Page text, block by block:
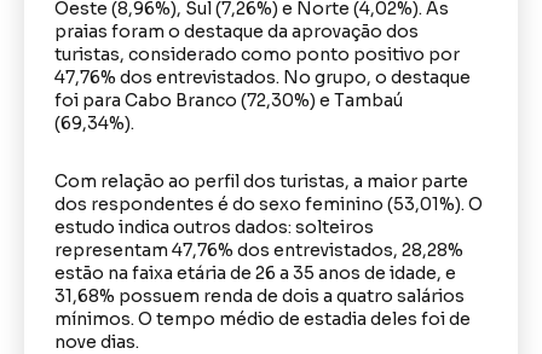
Oeste (8,96%), Sul (7,26%) e Norte (4,02%). As
praias foram o destaque da aprovação dos
turistas, considerado como ponto positivo por
47,76% dos entrevistados. No grupo, o destaque
foi para Cabo Branco (72,30%) e Tambaú
(69,34%).
Com relação ao perfil dos turistas, a maior parte
dos respondentes é do sexo feminino (53,01%). O
estudo indica outros dados: solteiros
representam 47,76% dos entrevistados, 28,28%
estão na faixa etária de 26 a 35 anos de idade, e
31,68% possuem renda de dois a quatro salários
mínimos. O tempo médio de estadia deles foi de
nove dias.